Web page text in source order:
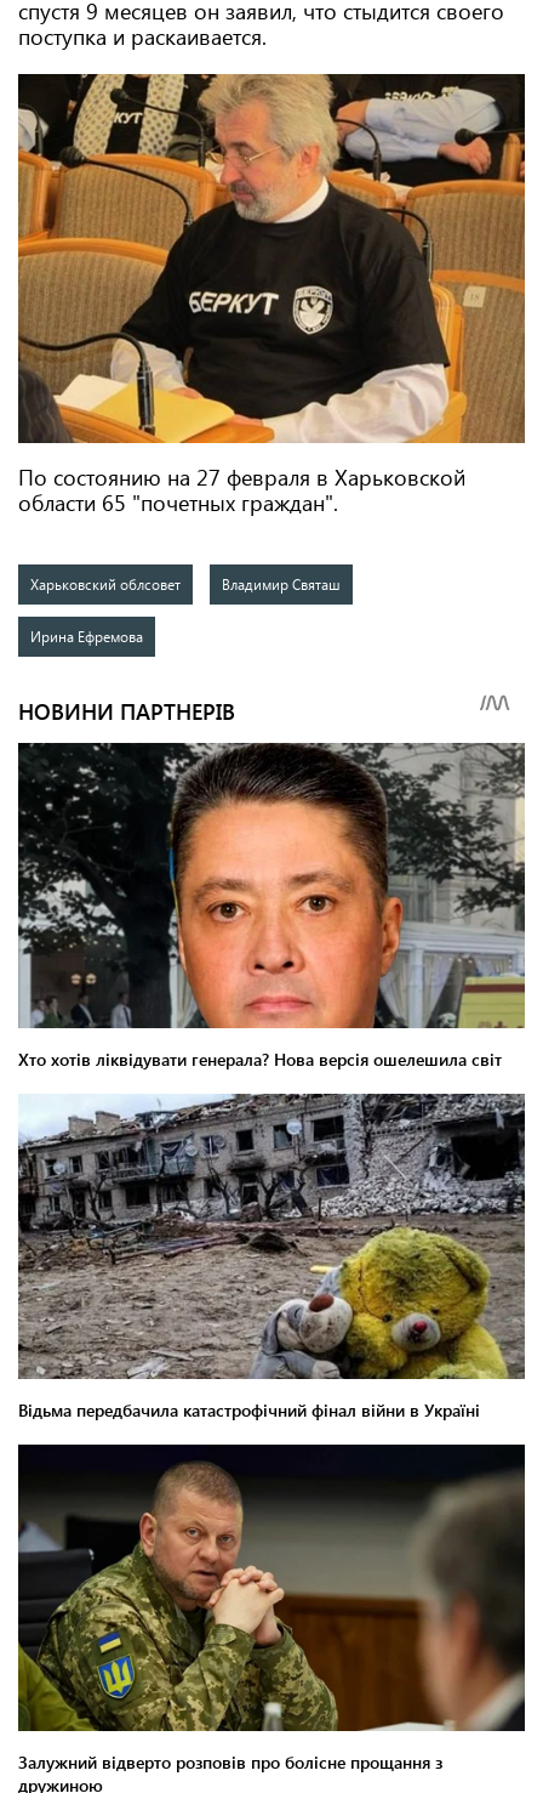
спустя 9 месяцев он заявил, что стыдится своего
поступка и раскаивается.
По состоянию на 27 февраля в Харьковской
области 65 "почетных граждан".
Харьковский облсовет Владимир Святаш
Ирина Ефремова